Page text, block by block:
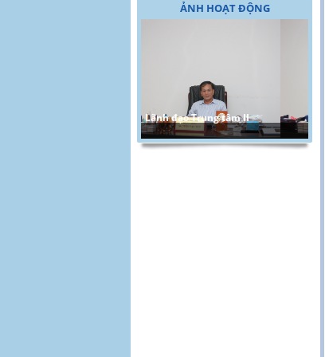
ẢNH HOẠT ĐỘNG
Lãnh đạo Trung tâm II